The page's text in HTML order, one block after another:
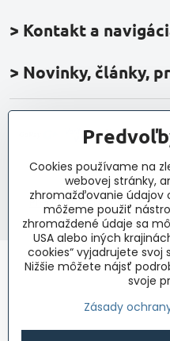
> Kontakt a
> Novinky, články,
©2026
Predvoľby súkromia
Vytvorené
Cookies používame na
webovej stránky,
zhromažďovanie údajov
môžeme použiť
zhromaždené údaje sa
USA alebo iných
cookies“ vyjadrujete
Nižšie môžete nájsť
svoje
Zásady